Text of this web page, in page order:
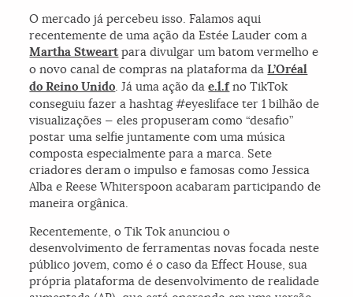
O mercado já percebeu isso. Falamos aqui
recentemente de uma ação da Estée Lauder com a
Martha Stweartpara divulgar um batom vermelho e
o novo canal de compras na plataforma daL’Oréal
do Reino Unido. Já uma ação dae.l.fno TikTok
conseguiu fazer a hashtag #eyesliface ter 1 bilhão de
visualizações — eles propuseram como “desafio”
postar uma selfie juntamente com uma música
composta especialmente para a marca. Sete
criadores deram o impulso e famosas como Jessica
Alba e Reese Whiterspoon acabaram participando de
maneira orgânica.
Recentemente, o Tik Tok anunciou o
desenvolvimento de ferramentas novas focada neste
público jovem, como é o caso da Effect House, sua
própria plataforma de desenvolvimento de realidade